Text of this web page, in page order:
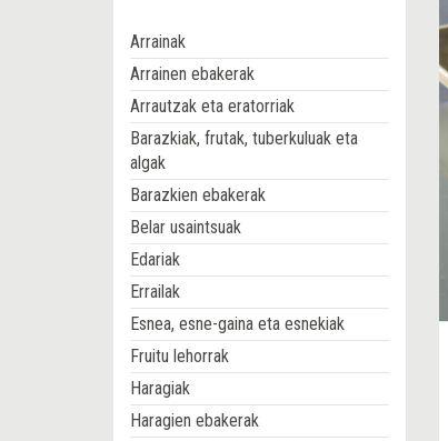
Arrainak
Arrainen ebakerak
Arrautzak eta eratorriak
Barazkiak, frutak, tuberkuluak eta
algak
Barazkien ebakerak
Belar usaintsuak
Edariak
Errailak
Esnea, esne-gaina eta esnekiak
Fruitu lehorrak
Haragiak
Haragien ebakerak